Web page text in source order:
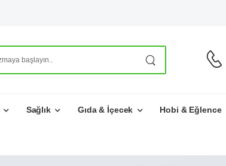
Sağlık Gıda & İçecek Hobi & Eğlence